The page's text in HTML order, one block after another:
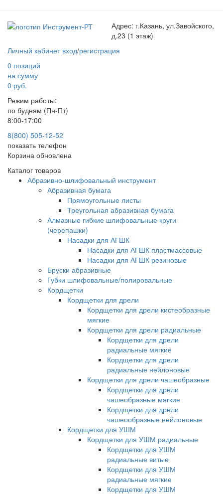
Адрес: г.Казань, ул.Завойского,
д.23 (1 этаж)
Личный кабинет вход/регистрация
0 позиций
на сумму
0 руб.
Режим работы:
по будням (Пн-Пт)
8:00-17:00
8(800) 505-12-52
показать телефон
Корзина обновлена
Каталог товаров
Абразивно-шлифовальный инструмент
Абразивная бумага
Прямоугольные листы
Треугольная абразивная бумага
Алмазные гибкие шлифовальные круги
(черепашки)
Насадки для АГШК
Насадки для АГШК пластмассовые
Насадки для АГШК резиновые
Бруски абразивные
Губки шлифовальные/полировальные
Кордщетки
Кордщетки для дрели
Кордщетки для дрели кистеобразные
мягкие
Кордщетки для дрели радиальные
Кордщетки для дрели
радиальные мягкие
Кордщетки для дрели
радиальные нейлоновые
Кордщетки для дрели чашеобразные
Кордщетки для дрели
чашеобразные мягкие
Кордщетки для дрели
чашеообразные нейлоновые
Кордщетки для УШМ
Кордщетки для УШМ радиальные
Кордщетки для УШМ
радиальные витые
Кордщетки для УШМ
радиальные мягкие
Кордщетки для УШМ